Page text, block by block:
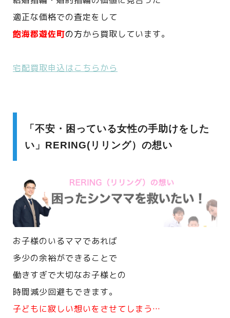
適正な価格での査定をして
飽海郡遊佐町の方から買取しています。
宅配買取申込はこちらから
「不安・困っている女性の手助けをした
い」RERING(リリング）の想い
お子様のいるママであれば
多少の余裕ができることで
働きすぎで大切なお子様との
時間減少回避もできます。
子どもに寂しい想いをさせてしまう…